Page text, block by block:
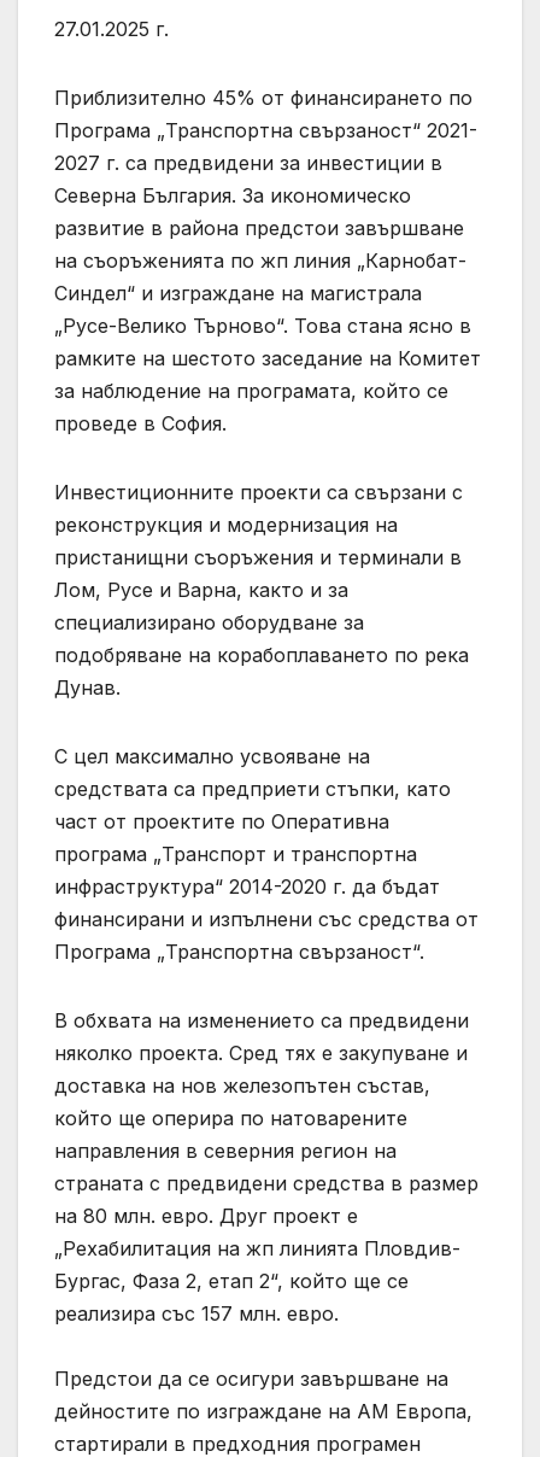
27.01.2025 г.
Приблизително 45% от финансирането по
Програма „Транспортна свързаност“ 2021-
2027 г. са предвидени за инвестиции в
Северна България. За икономическо
развитие в района предстои завършване
на съоръженията по жп линия „Карнобат-
Синдел“ и изграждане на магистрала
„Русе-Велико Търново“. Това стана ясно в
рамките на шестото заседание на Комитет
за наблюдение на програмата, който се
проведе в София.
Инвестиционните проекти са свързани с
реконструкция и модернизация на
пристанищни съоръжения и терминали в
Лом, Русе и Варна, както и за
специализирано оборудване за
подобряване на корабоплаването по река
Дунав.
С цел максимално усвояване на
средствата са предприети стъпки, като
част от проектите по Оперативна
програма „Транспорт и транспортна
инфраструктура“ 2014-2020 г. да бъдат
финансирани и изпълнени със средства от
Програма „Транспортна свързаност“.
В обхвата на изменението са предвидени
няколко проекта. Сред тях е закупуване и
доставка на нов железопътен състав,
който ще оперира по натоварените
направления в северния регион на
страната с предвидени средства в размер
на 80 млн. евро. Друг проект е
„Рехабилитация на жп линията Пловдив-
Бургас, Фаза 2, етап 2“, който ще се
реализира със 157 млн. евро.
Предстои да се осигури завършване на
дейностите по изграждане на АМ Европа,
стартирали в предходния програмен